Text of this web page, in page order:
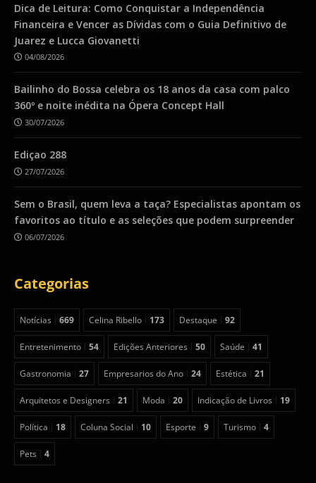
Dica de Leitura: Como Conquistar a Independência
Financeira e Vencer as Dívidas com o Guia Definitivo de
Juarez e Lucca Giovanetti
04/08/2026
Bailinho do Bossa celebra os 18 anos da casa com palco
360º e noite inédita na Ópera Concept Hall
30/07/2026
Ediçao 288
27/07/2026
Sem o Brasil, quem leva a taça? Especialistas apontam os
favoritos ao título e as seleções que podem surpreender
06/07/2026
Categorias
Notícias 669 Celina Ribello 173 Destaque 92
Entretenimento 54 Edições Anteriores 50 Saúde 41
Gastronomia 27 Empresarios do Ano 24 Estética 21
Arquitetos e Designers 21 Moda 20 Indicação de Livros 19
Política 18 Coluna Social 10 Esporte 9 Turismo 4
Pets 4